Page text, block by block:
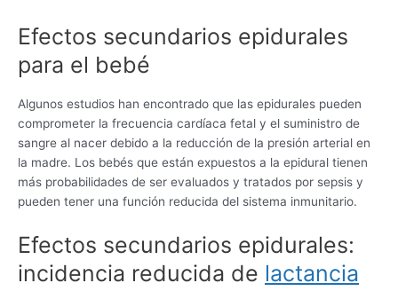
Efectos secundarios epidurales
para el bebé
Algunos estudios han encontrado que las epidurales pueden
comprometer la frecuencia cardíaca fetal y el suministro de
sangre al nacer debido a la reducción de la presión arterial en
la madre. Los bebés que están expuestos a la epidural tienen
más probabilidades de ser evaluados y tratados por sepsis y
pueden tener una función reducida del sistema inmunitario.
Efectos secundarios epidurales:
incidencia reducida de lactancia